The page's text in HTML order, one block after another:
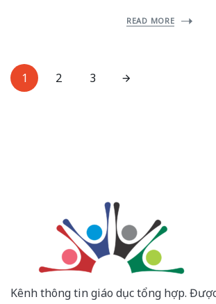
READ MORE
1 2 3
Kênh thông tin giáo dục tổng hợp.